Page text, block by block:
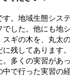
。地域生態シス
した。他にも地
ギの木を、丸太
残してあります。
多くの実習があ
で行った実習の